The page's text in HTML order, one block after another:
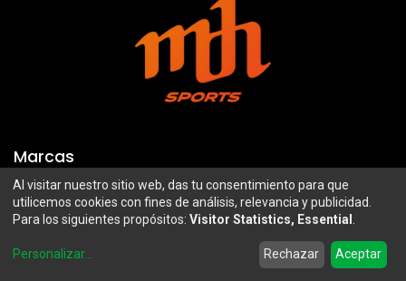
Wishlist Account
Marcas
Troy Lee Designs
100%
Airoh
Mazawi
SIDI
Al visitar nuestro sitio web, das tu consentimiento para que
utilicemos cookies con fines de análisis, relevancia y publicidad.
Para los siguientes propósitos: Visitor Statistics, Essential
Personalizar... Rechazar Aceptar